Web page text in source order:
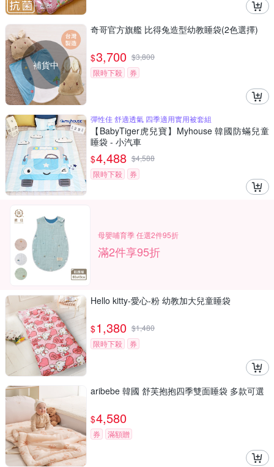
補貨中
奇哥官方旗艦 比得兔造型幼教睡袋(2色選擇)
$3,700 $3,800
限時下殺
券
彈性佳 舒適透氣 四季適用實用被套組
【BabyTiger虎兒寶】Myhouse 韓國防蟎兒童
睡袋 - 小汽車
$4,488 $4,588
限時下殺
券
母嬰哺育季 任選2件95折
滿2件享95折
Hello kitty-愛心-粉 幼教加大兒童睡袋
$1,380 $1,480
限時下殺
券
aribebe 韓國 舒芙抱抱四季雙面睡袋 多款可選
$4,580
券 滿額贈